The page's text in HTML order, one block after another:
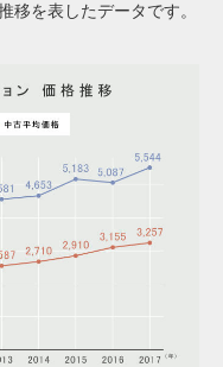
移を表したデータです。